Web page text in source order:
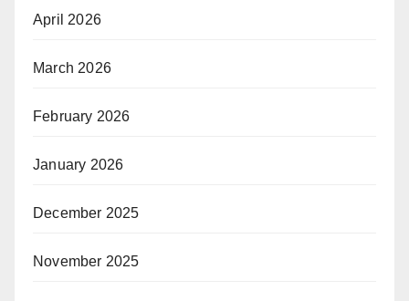
April 2026
March 2026
February 2026
January 2026
December 2025
November 2025